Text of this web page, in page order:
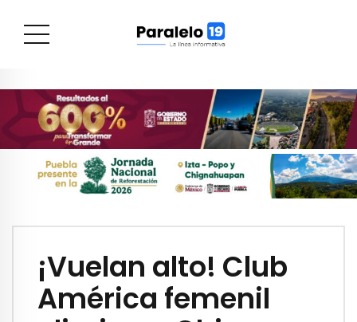
¡Vuelan alto! Club
América femenil